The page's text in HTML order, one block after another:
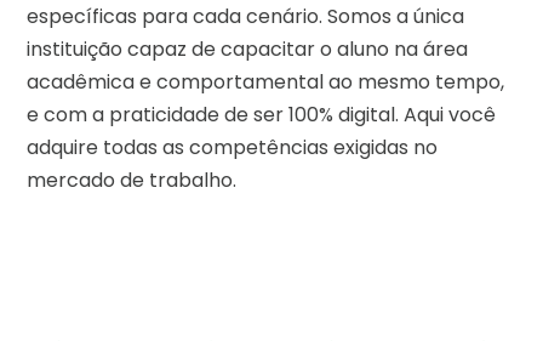
específicas para cada cenário. Somos a única
instituição capaz de capacitar o aluno na área
acadêmica e comportamental ao mesmo tempo,
e com a praticidade de ser 100% digital. Aqui você
adquire todas as competências exigidas no
mercado de trabalho.